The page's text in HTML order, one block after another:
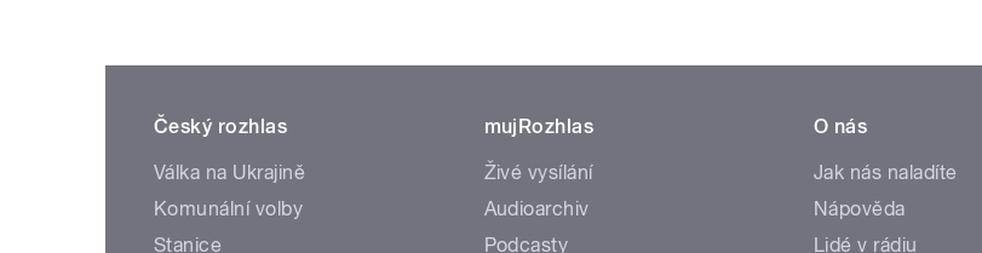
Český rozhlas
Válka na Ukrajině
Komunální volby
Stanice
mujRozhlas
Živé vysílání
Audioarchiv
Podcasty
O nás
Jak nás naladíte
Nápověda
Lidé v rádiu